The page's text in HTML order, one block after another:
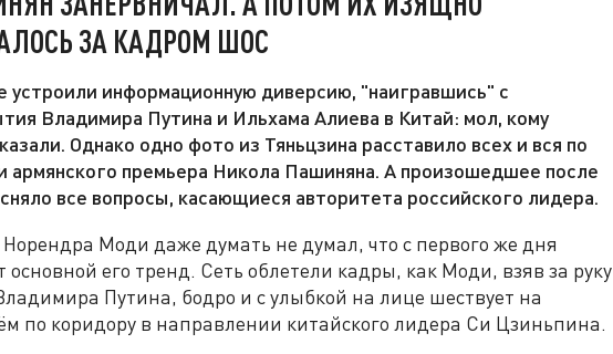
ЗА КАДРОМ ШОС
информационную диверсию, "наигравшись" с
Владимира Путина и Ильхама Алиева в Китай: мол, кому
Однако одно фото из Тяньцзина расставило всех и вся по
армянского премьера Никола Пашиняна. А произошедшее после
все вопросы, касающиеся авторитета российского лидера.
Моди даже думать не думал, что с первого же дня
его тренд. Сеть облетели кадры, как Моди, взяв за руку
Путина, бодро и с улыбкой на лице шествует на
по коридору в направлении китайского лидера Си Цзиньпина.